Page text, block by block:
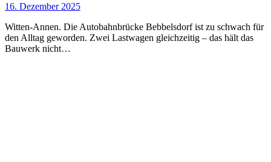
16. Dezember 2025
Witten-Annen. Die Autobahnbrücke Bebbelsdorf ist zu schwach für
den Alltag geworden. Zwei Lastwagen gleichzeitig – das hält das
Bauwerk nicht…